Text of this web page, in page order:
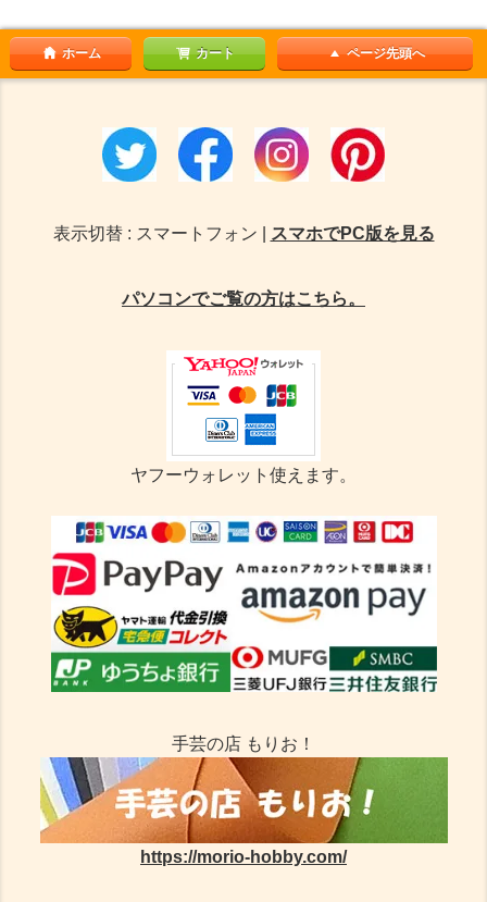
ホーム カート ページ先頭へ
表示切替 : スマートフォン | スマホでPC版を見る
パソコンでご覧の方はこちら。
ヤフーウォレット使えます。
手芸の店 もりお！
https://morio-hobby.com/